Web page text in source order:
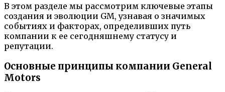
В этом разделе мы рассмотрим ключевые этапы
создания и эволюции GM, узнавая о значимых
событиях и факторах, определивших путь
компании к ее сегодняшнему статусу и
репутации.
Основные принципы компании General
Motors